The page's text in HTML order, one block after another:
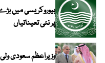
بیوروکریسی میں
پر نئی تعیناتیاں
وزیراعظم سعودی